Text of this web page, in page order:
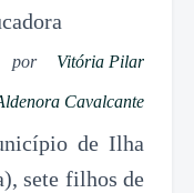
por Vitória Pilar
Cavalcante
de Ilha
sete filhos de